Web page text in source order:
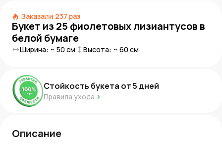
Заказали 237 раз
Букет из 25 фиолетовых лизиантусов в
белой бумаге
Ширина: ~ 50 см Высота: ~ 60 см
Стойкость букета от5 дней
Правила ухода
Описание